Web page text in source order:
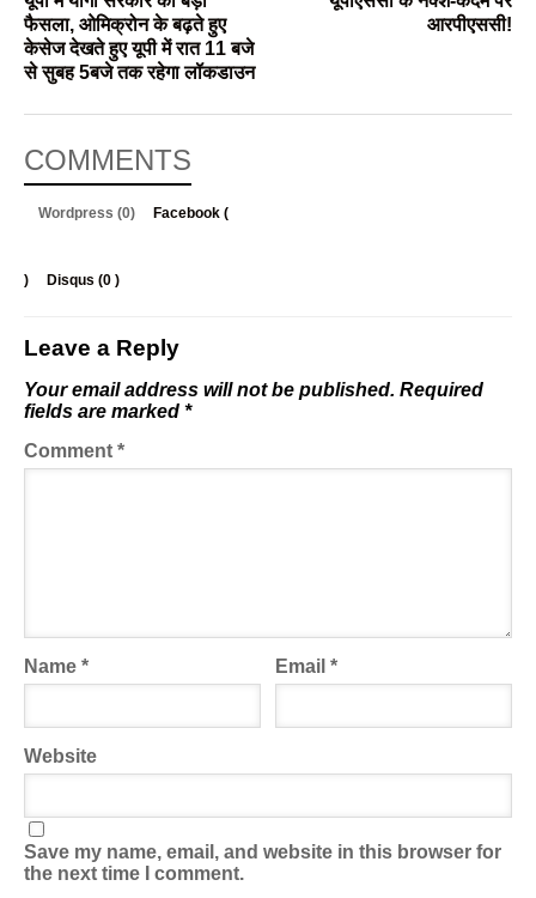
फैसला, ओमिक्रोन के बढ़ते हुए
केसेज देखते हुए यूपी में रात 11 बजे
से सुबह 5बजे तक रहेगा लॉकडाउन
आरपीएससी!
COMMENTS
Wordpress (0) Facebook (
) Disqus (0 )
Leave a Reply
Your email address will not be published. Required
fields are marked *
Comment *
Name * Email*
Website
Save my name, email, and website in this browser for
the next time I comment.